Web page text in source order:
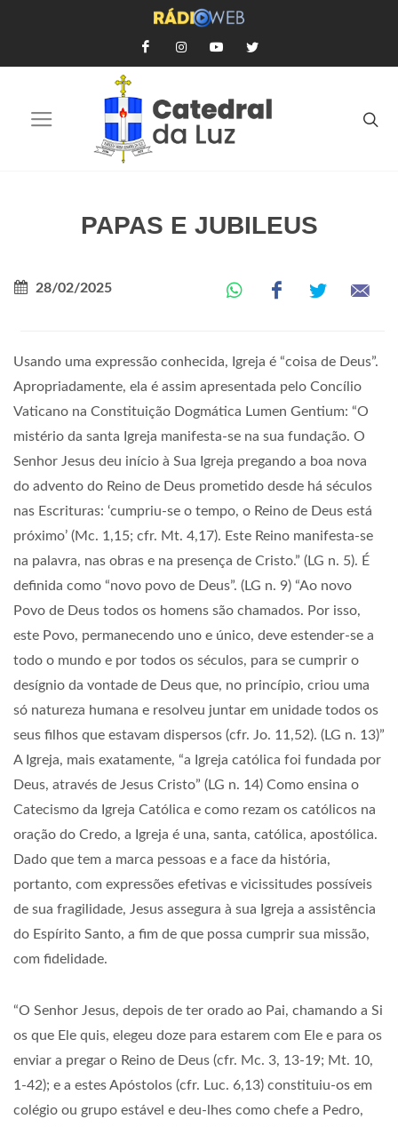
PAPAS E JUBILEUS
28/02/2025
Usando uma expressão conhecida, Igreja é “coisa de Deus”.
Apropriadamente, ela é assim apresentada pelo Concílio
Vaticano na Constituição Dogmática Lumen Gentium: “O
mistério da santa Igreja manifesta-se na sua fundação. O
Senhor Jesus deu início à Sua Igreja pregando a boa nova
do advento do Reino de Deus prometido desde há séculos
nas Escrituras: ‘cumpriu-se o tempo, o Reino de Deus está
próximo’ (Mc. 1,15; cfr. Mt. 4,17). Este Reino manifesta-se
na palavra, nas obras e na presença de Cristo.” (LG n. 5). É
definida como “novo povo de Deus”. (LG n. 9) “Ao novo
Povo de Deus todos os homens são chamados. Por isso,
este Povo, permanecendo uno e único, deve estender-se a
todo o mundo e por todos os séculos, para se cumprir o
desígnio da vontade de Deus que, no princípio, criou uma
só natureza humana e resolveu juntar em unidade todos os
seus filhos que estavam dispersos (cfr. Jo. 11,52). (LG n. 13)”
A Igreja, mais exatamente, “a Igreja católica foi fundada por
Deus, através de Jesus Cristo” (LG n. 14) Como ensina o
Catecismo da Igreja Católica e como rezam os católicos na
oração do Credo, a Igreja é una, santa, católica, apostólica.
Dado que tem a marca pessoas e a face da história,
portanto, com expressões efetivas e vicissitudes possíveis
de sua fragilidade, Jesus assegura à sua Igreja a assistência
do Espírito Santo, a fim de que possa cumprir sua missão,
com fidelidade.
“O Senhor Jesus, depois de ter orado ao Pai, chamando a Si
os que Ele quis, elegeu doze para estarem com Ele e para os
enviar a pregar o Reino de Deus (cfr. Mc. 3, 13-19; Mt. 10,
1-42); e a estes Apóstolos (cfr. Luc. 6,13) constituiu-os em
colégio ou grupo estável e deu-lhes como chefe a Pedro,